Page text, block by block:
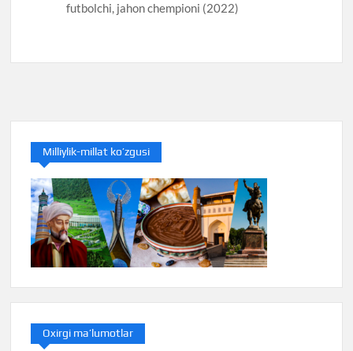
futbolchi, jahon chempioni (2022)
Milliylik-millat ko’zgusi
Oxirgi ma’lumotlar